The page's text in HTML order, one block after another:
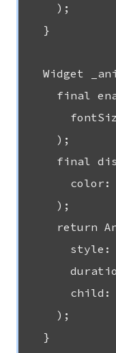
    );
  }
Widget
final
    );
final
color:
    );
return
style:
child:
    );
  }